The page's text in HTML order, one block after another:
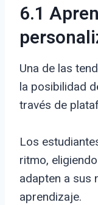
6.1
Una de las
la posibilidad
través de
Los
ritmo,
adapten a sus
aprendizaje.